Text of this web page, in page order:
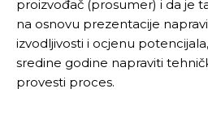
proizvođač (prosumer) i da je
na osnovu prezentacije
izvodljivosti i ocjenu
sredine godine napraviti
provesti proces.